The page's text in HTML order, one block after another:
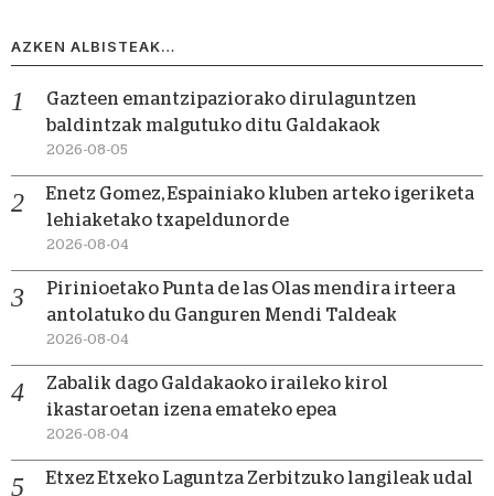
AZKEN ALBISTEAK…
Gazteen emantzipaziorako dirulaguntzen
baldintzak malgutuko ditu Galdakaok
2026-08-05
Enetz Gomez, Espainiako kluben arteko igeriketa
lehiaketako txapeldunorde
2026-08-04
Pirinioetako Punta de las Olas mendira irteera
antolatuko du Ganguren Mendi Taldeak
2026-08-04
Zabalik dago Galdakaoko iraileko kirol
ikastaroetan izena emateko epea
2026-08-04
Etxez Etxeko Laguntza Zerbitzuko langileak udal